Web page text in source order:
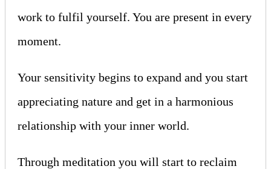
work to fulfil yourself. You are present in every
moment.
Your sensitivity begins to expand and you start
appreciating nature and get in a harmonious
relationship with your inner world.
Through meditation you will start to reclaim